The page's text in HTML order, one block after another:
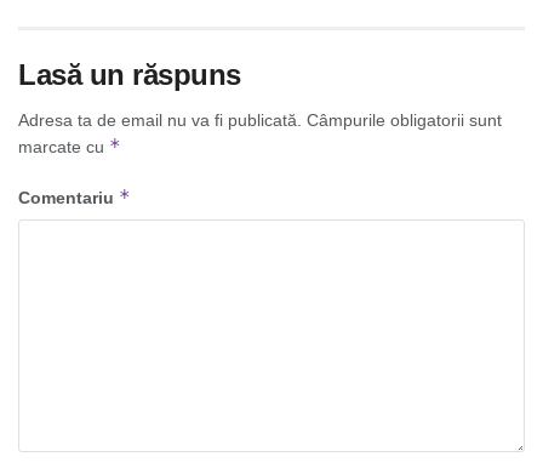
Lasă un răspuns
Adresa ta de email nu va fi publicată. Câmpurile obligatorii sunt
marcate cu *
Comentariu *